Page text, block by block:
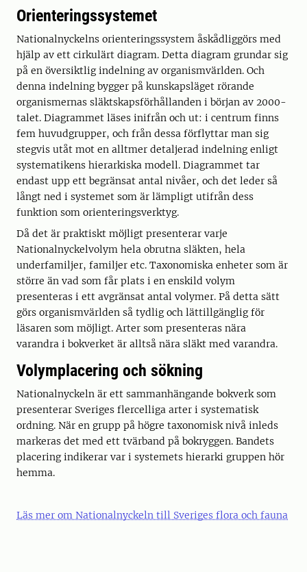
Orienteringssystemet
Nationalnyckelns orienteringssystem åskådliggörs med
hjälp av ett cirkulärt diagram. Detta diagram grundar sig
på en översiktlig indelning av organismvärlden. Och
denna indelning bygger på kunskapsläget rörande
organismernas släktskapsförhållanden i början av 2000-
talet. Diagrammet läses inifrån och ut: i centrum finns
fem huvudgrupper, och från dessa förflyttar man sig
stegvis utåt mot en alltmer detaljerad indelning enligt
systematikens hierarkiska modell. Diagrammet tar
endast upp ett begränsat antal nivåer, och det leder så
långt ned i systemet som är lämpligt utifrån dess
funktion som orienteringsverktyg.
Då det är praktiskt möjligt presenterar varje
Nationalnyckelvolym hela obrutna släkten, hela
underfamiljer, familjer etc. Taxonomiska enheter som är
större än vad som får plats i en enskild volym
presenteras i ett avgränsat antal volymer. På detta sätt
görs organismvärlden så tydlig och lättillgänglig för
läsaren som möjligt. Arter som presenteras nära
varandra i bokverket är alltså nära släkt med varandra.
Volymplacering och sökning
Nationalnyckeln är ett sammanhängande bokverk som
presenterar Sveriges flercelliga arter i systematisk
ordning. När en grupp på högre taxonomisk nivå inleds
markeras det med ett tvärband på bokryggen. Bandets
placering indikerar var i systemets hierarki gruppen hör
hemma.
Läs mer om Nationalnyckeln till Sveriges flora och fauna